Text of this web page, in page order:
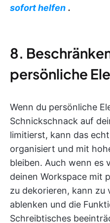
sofort helfen .
8.
persönliche
Wenn du persönliche
Schnickschnack auf
limitierst, kann das
organisiert und mit
bleiben. Auch wenn es
deinen Workspace mit
zu dekorieren, kann zu
ablenken und die
Schreibtisches